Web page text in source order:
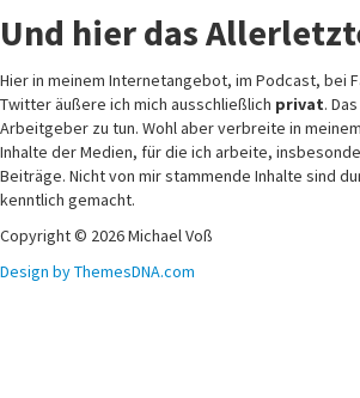
Und hier das
Hier in meinem Internetangebot, im Podcast, bei
Twitter äußere ich mich ausschließlich privat.
Arbeitgeber zu tun. Wohl aber verbreite in
Inhalte der Medien, für die ich arbeite,
Beiträge. Nicht von mir stammende Inhalte sind
kenntlich gemacht.
Copyright © 2026 Michael Voß
Design by ThemesDNA.com